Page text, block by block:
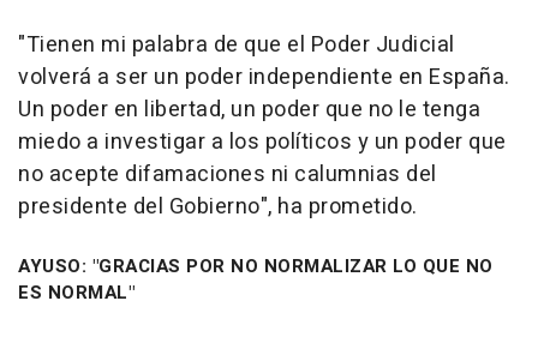
"Tienen mi palabra de que el Poder Judicial
volverá a ser un poder independiente en España.
Un poder en libertad, un poder que no le tenga
miedo a investigar a los políticos y un poder que
no acepte difamaciones ni calumnias del
presidente del Gobierno", ha prometido.
AYUSO: "GRACIAS POR NO NORMALIZAR LO QUE NO
ES NORMAL"